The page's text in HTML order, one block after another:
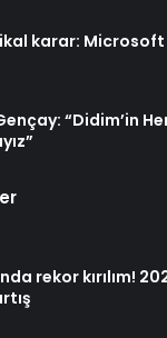
karar:
“Didim’in
rekor kırılım!